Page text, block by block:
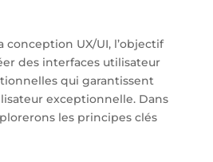
conception UX/UI, l’objectif
des interfaces utilisateur
qui garantissent
exceptionnelle. Dans
les principes clés